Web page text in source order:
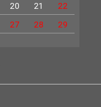
20 21
22
27 28
29